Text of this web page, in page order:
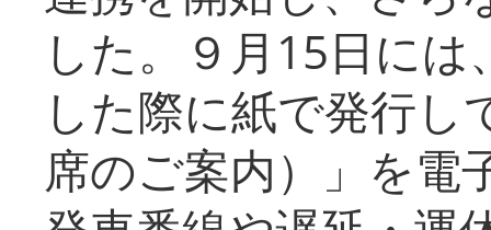
した。９月15日に
した際に紙で発行し
席のご案内）」を電